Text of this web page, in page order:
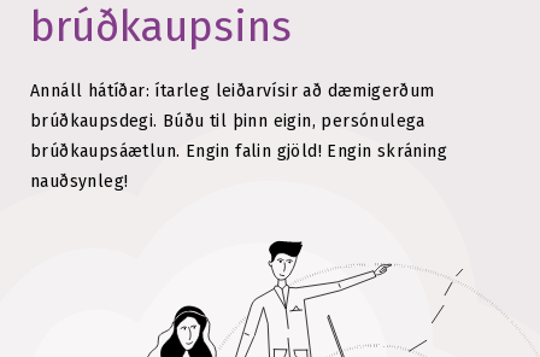
brúðkaupsins
Annáll hátíðar: ítarleg leiðarvísir að dæmigerðum
brúðkaupsdegi. Búðu til þinn eigin, persónulega
brúðkaupsáætlun. Engin falin gjöld! Engin skráning
nauðsynleg!